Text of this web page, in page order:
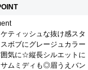
ティッシュな抜け感スタ
ボブにグレージュカラー
気に☆縦長シルエットに
ムミディも◎眉うえバン